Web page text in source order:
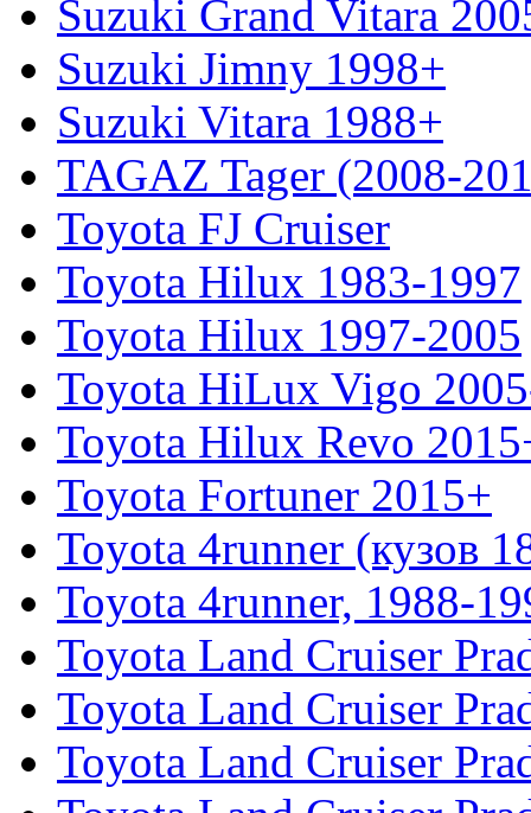
Suzuki Grand Vitara
Suzuki Jimny 1998+
Suzuki Vitara 1988+
TAGAZ Tager (2008-
Toyota FJ Cruiser
Toyota Hilux 1983-1997
Toyota Hilux 1997-2005
Toyota HiLux Vigo
Toyota Hilux Revo
Toyota Fortuner 2015+
Toyota 4runner (кузов
Toyota 4runner, 1988-
Toyota Land Cruiser
Toyota Land Cruiser
Toyota Land Cruiser